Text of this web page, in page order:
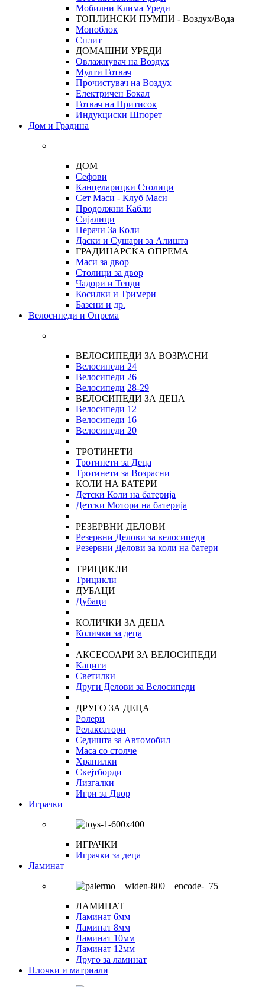
Мобилни Клима Уреди
ТОПЛИНСКИ ПУМПИ - Воздух/Вода
Моноблок
Сплит
ДОМАШНИ УРЕДИ
Овлажнувач на Воздух
Мулти Готвач
Прочистувач на Воздух
Електричен Бокал
Готвач на Притисок
Индукциски Шпорет
Дом и Градина
ДОМ
Сефови
Канцеларицки Столици
Сет Маси - Клуб Маси
Продолжни Кабли
Сијалици
Перачи За Коли
Даски и Сушари за Алишта
ГРАДИНАРСКА ОПРЕМА
Маси за двор
Столици за двор
Чадори и Тенди
Косилки и Тримери
Базени и др.
Велосипеди и Опрема
ВЕЛОСИПЕДИ ЗА ВОЗРАСНИ
Велосипеди 24
Велосипеди 26
Велосипеди 28-29
ВЕЛОСИПЕДИ ЗА ДЕЦА
Велосипеди 12
Велосипеди 16
Велосипеди 20
ТРОТИНЕТИ
Тротинети за Деца
Тротинети за Возрасни
КОЛИ НА БАТЕРИ
Детски Коли на батерија
Детски Мотори на батерија
РЕЗЕРВНИ ДЕЛОВИ
Резервни Делови за велосипеди
Резервни Делови за коли на батери
ТРИЦИКЛИ
Трицикли
ДУБАЦИ
Дубаци
КОЛИЧКИ ЗА ДЕЦА
Колички за деца
АКСЕСОАРИ ЗА ВЕЛОСИПЕДИ
Кациги
Светилки
Други Делови за Велосипеди
ДРУГО ЗА ДЕЦА
Ролери
Релаксатори
Седишта за Автомобил
Маса со столче
Хранилки
Скејтборди
Лизгалки
Игри за Двор
Играчки
ИГРАЧКИ
Играчки за деца
Ламинат
ЛАМИНАТ
Ламинат 6мм
Ламинат 8мм
Ламинат 10мм
Ламинат 12мм
Друго за ламинат
Плочки и матриали